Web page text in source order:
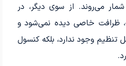
می‌روند. از سوی دیگر، در
ظرافت خاصی دیده نمی‌شود و
تنظیم وجود ندارد، بلکه کنسول